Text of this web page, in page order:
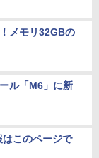
メモリ32GBの
ル「M6」に新
このページで